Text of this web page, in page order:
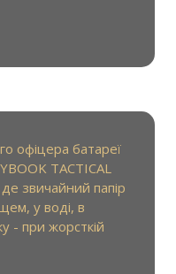
офіцера батареї
TACTICAL
звичайний папір
у воді, в
- при жорсткій